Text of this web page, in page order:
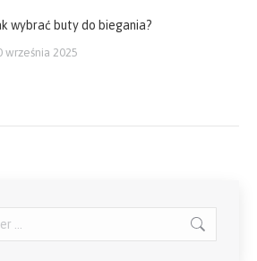
wybrać buty do biegania?
września 2025